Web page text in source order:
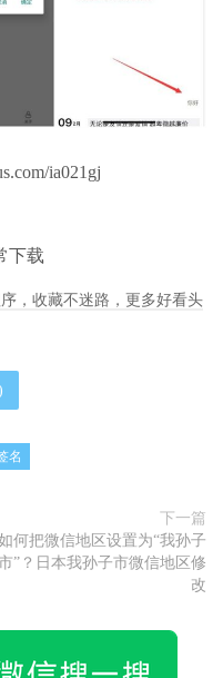
ia021gj
下载
，收藏不迷路，更多好看头
名
下一篇
何把微信地区设置为“我孙子
”？日本我孙子市微信地区修
改